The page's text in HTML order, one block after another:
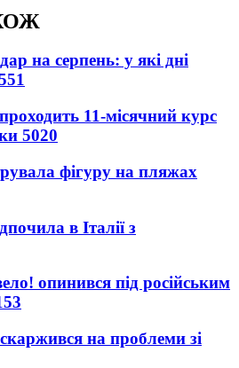
на серпень: у які дні
11-місячний курс
5020
фігуру на пляжах
в Італії з
опинився під російським
на проблеми зі